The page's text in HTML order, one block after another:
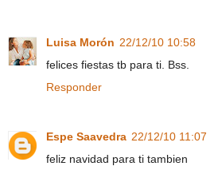
Luisa Morón 22/12/10 10:58
felices fiestas tb para ti. Bss.
Responder
Espe Saavedra 22/12/10 11:07
feliz navidad para ti tambien